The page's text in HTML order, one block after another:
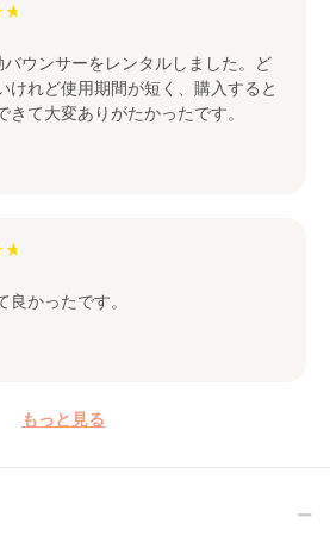
ウンサーをレンタルしました。ど
けれど使用期間が短く、購入すると
て大変ありがたかったです。
かったです。
もっと見る